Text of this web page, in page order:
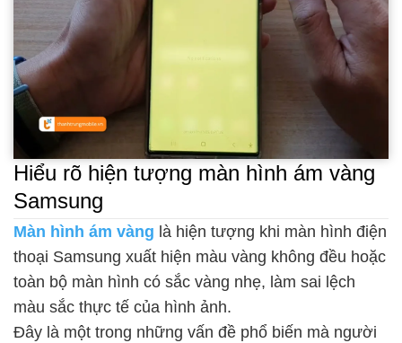
Hiểu rõ hiện tượng màn hình ám vàng
Samsung
Màn hình ám vàng là hiện tượng khi màn hình điện
thoại Samsung xuất hiện màu vàng không đều hoặc
toàn bộ màn hình có sắc vàng nhẹ, làm sai lệch
màu sắc thực tế của hình ảnh.
Đây là một trong những vấn đề phổ biến mà người